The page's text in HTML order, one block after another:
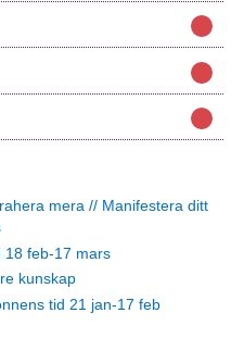
mera // Manifestera ditt
18 feb-17 mars
kunskap
tid 21 jan-17 feb